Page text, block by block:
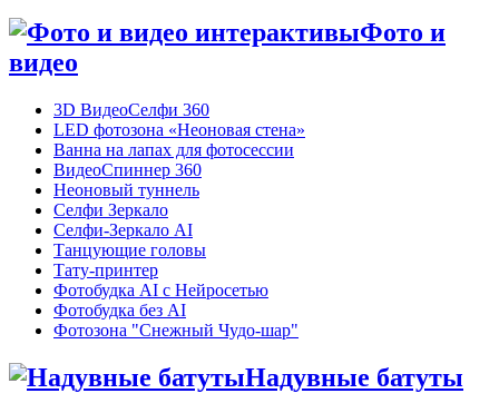
Фото и
видео
3D ВидеоСелфи 360
LED фотозона «Неоновая стена»
Ванна на лапах для фотосессии
ВидеоСпиннер 360
Неоновый туннель
Селфи Зеркало
Селфи-Зеркало AI
Танцующие головы
Тату-принтер
Фотобудка AI с Нейросетью
Фотобудка без AI
Фотозона "Снежный Чудо-шар"
Надувные батуты